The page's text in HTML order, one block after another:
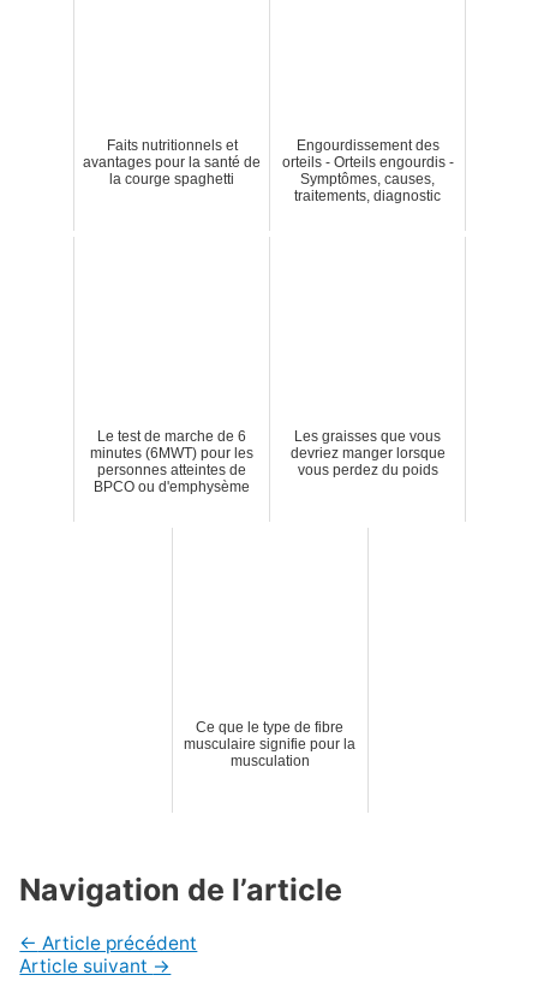
Faits nutritionnels et
avantages pour la santé de
la courge spaghetti
Engourdissement des
orteils - Orteils engourdis -
Symptômes, causes,
traitements, diagnostic
Le test de marche de 6
minutes (6MWT) pour les
personnes atteintes de
BPCO ou d'emphysème
Les graisses que vous
devriez manger lorsque
vous perdez du poids
Ce que le type de fibre
musculaire signifie pour la
musculation
Navigation de l’article
← Article précédent
Article suivant →